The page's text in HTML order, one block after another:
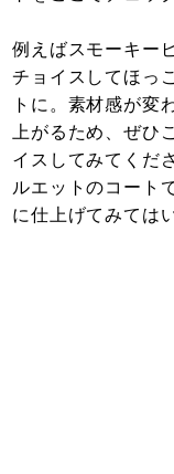
例えばスモーキー
チョイスしてほっ
トに。素材感が変
上がるため、ぜひ
イスしてみてくだ
ルエットのコート
に仕上げてみては